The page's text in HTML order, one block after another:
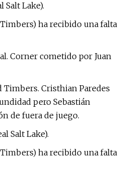
Salt Lake).
ha recibido una falta
Corner cometido por Juan
Timbers. Cristhian Paredes
pero Sebastián
de fuera de juego.
Salt Lake).
ha recibido una falta